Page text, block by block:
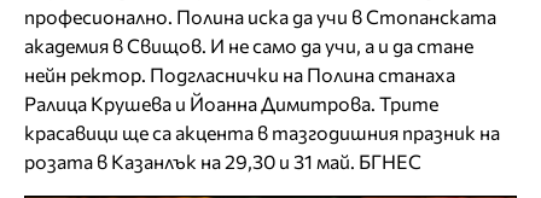
професионално. Полина иска да учи в Стопанската
академия в Свищов. И не само да учи, а и да стане
нейн ректор. Подгласнички на Полина станаха
Ралица Крушева и Йоанна Димитрова. Трите
красавици ще са акцента в тазгодишния празник на
розата в Казанлък на 29,30 и 31 май. БГНЕС